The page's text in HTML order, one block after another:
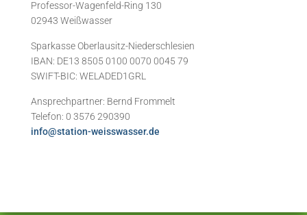
Professor-Wagenfeld-Ring 130
02943 Weißwasser
Sparkasse Oberlausitz-Niederschlesien
IBAN: DE13 8505 0100 0070 0045 79
SWIFT-BIC: WELADED1GRL
Ansprechpartner: Bernd Frommelt
Telefon: 0 3576 290390
info@station-weisswasser.de